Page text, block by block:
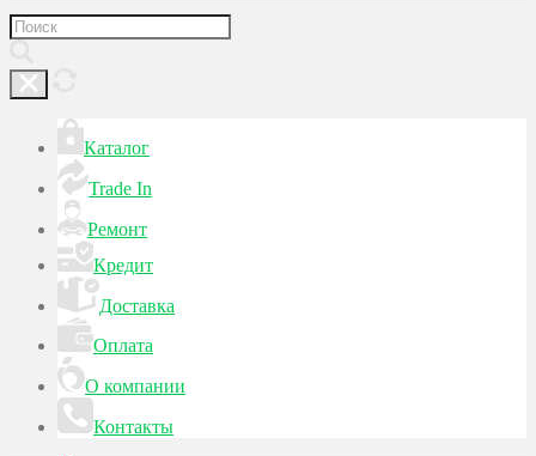
Каталог
Trade In
Ремонт
Кредит
Доставка
Оплата
О компании
Контакты